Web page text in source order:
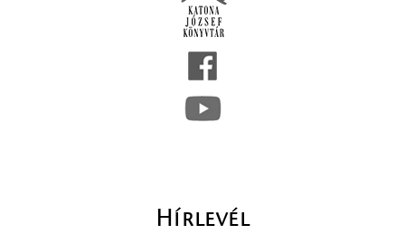
Hírlevél